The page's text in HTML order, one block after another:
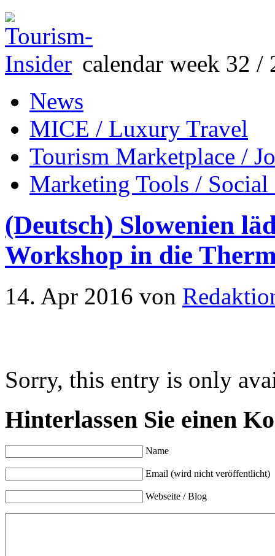
calendar week 32 /
News
MICE / Luxury Travel
Tourism Marketplace /
Marketing Tools /
(Deutsch) Slowenien
Workshop in die
14. Apr 2016 von
Sorry, this entry is only
Hinterlassen Sie einen
Name
Email (wird nicht veröffentlicht)
Webseite / Blog